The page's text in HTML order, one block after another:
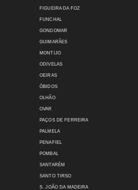
FIGUEIRA DA FOZ
FUNCHAL
GONDOMAR
GUIMARÃES
MONTIJO
ODIVELAS
OEIRAS
ÓBIDOS
OLHÃO
OVAR
PAÇOS DE FERREIRA
PALMELA
PENAFIEL
POMBAL
SANTARÉM
SANTO TIRSO
S. JOÃO DA MADEIRA